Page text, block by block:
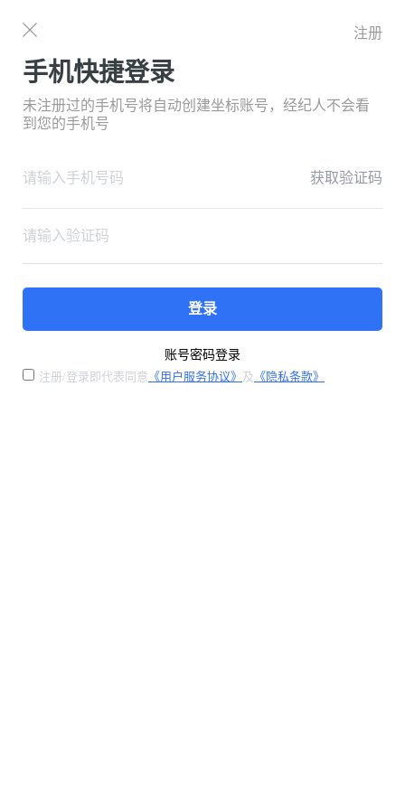
注册
手机快捷登录
未注册过的手机号将自动创建坐标账号，经纪人不会看
到您的手机号
获取验证码
登录
账号密码登录
注册/登录即代表同意 《用户服务协议》 及 《隐私条款》